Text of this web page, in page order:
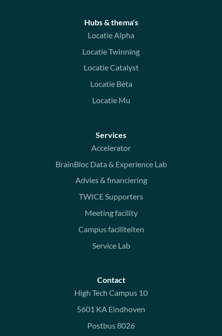
Hubs & thema's
Locatie Alpha
Locatie Twinning
Locatie Catalyst
Locatie Bèta
Locatie Mu
Services
Accelerator
BrainBloc Data & Experience Lab
Advies & financiering
TWICE Supporters
Meeting facility
Campus faciliteiten
Service Lab
Contact
High Tech Campus 10
5601 KA Eindhoven
Postbus 8026